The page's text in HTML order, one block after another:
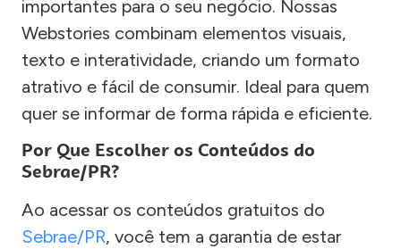
importantes para o seu negócio. Nossas
Webstories combinam elementos visuais,
texto e interatividade, criando um formato
atrativo e fácil de consumir. Ideal para quem
quer se informar de forma rápida e eficiente.
Por Que Escolher os Conteúdos do
Sebrae/PR?
Ao acessar os conteúdos gratuitos do
Sebrae/PR, você tem a garantia de estar